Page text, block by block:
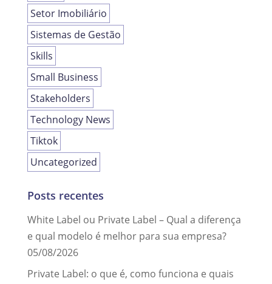
Setor Imobiliário
Sistemas de Gestão
Skills
Small Business
Stakeholders
Technology News
Tiktok
Uncategorized
Posts recentes
White Label ou Private Label – Qual a diferença
e qual modelo é melhor para sua empresa?
05/08/2026
Private Label: o que é, como funciona e quais